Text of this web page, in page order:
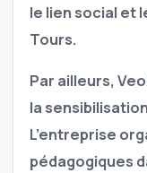
le lien social et
Tours.
Par ailleurs,
la
L’entreprise
pédagogiques